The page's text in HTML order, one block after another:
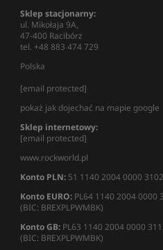
Sklep stacjonarny:
ul. Mikołaja 9A,
47-400 Racibórz
tel. +48 883 474 729
Polska
[email protected]
pokaż jak dojechać na mapie google
Sklep internetowy:
[email protected]
www.rockworld.pl
Konto PLN: 51 1140 2004 0000
Konto EURO: PL64 1140 2004 0000
(BIC: BREXPLPWMBK)
Konto GB: PL63 1140 2004 0000
(BIC: BREXPLPWMBK)